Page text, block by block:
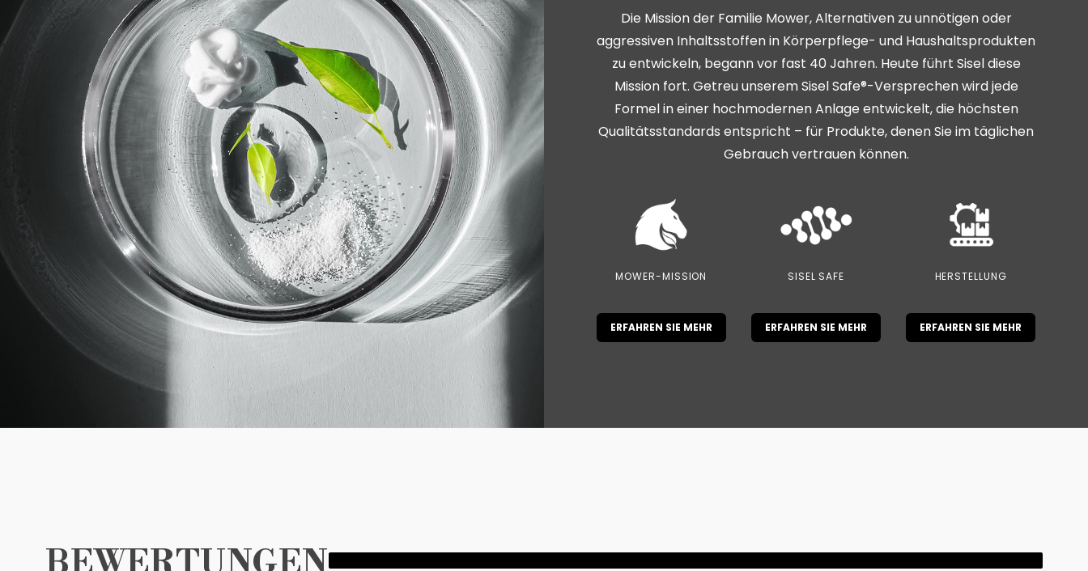
Die Mission der Familie Mower, Alternativen zu unnötigen oder
aggressiven Inhaltsstoffen in Körperpflege- und Haushaltsprodukten
zu entwickeln, begann vor fast 40 Jahren. Heute führt Sisel diese
Mission fort. Getreu unserem Sisel Safe®-Versprechen wird jede
Formel in einer hochmodernen Anlage entwickelt, die höchsten
Qualitätsstandards entspricht – für Produkte, denen Sie im täglichen
Gebrauch vertrauen können.
MOWER-MISSION
ERFAHREN SIE MEHR
SISEL SAFE
ERFAHREN SIE MEHR
HERSTELLUNG
ERFAHREN SIE MEHR